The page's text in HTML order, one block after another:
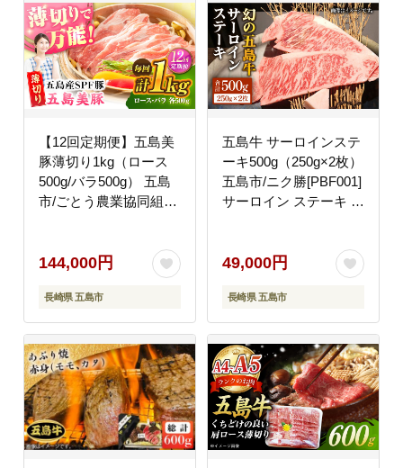
【12回定期便】五島美
豚薄切り1kg（ロース
500g/バラ500g） 五島
市/ごとう農業協同組合
ド豚
144,000円
長崎県 五島市
五島牛 サーロインステ
ーキ500g（250g×2枚）
五島市/ニク勝[PBF001]
サーロイン ステーキ 肉
49,000円
長崎県 五島市